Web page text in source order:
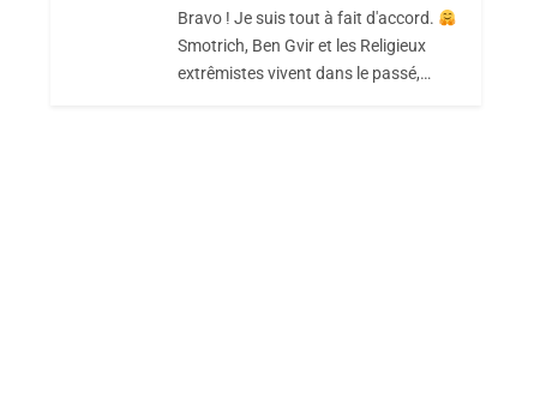
Hadida
JUDAISME
Maroc : Les Amandes
Bravo ! Je suis tout à fait d'accord.
Smotrich, Ben Gvir et les Religieux
extrêmistes vivent dans le passé,…